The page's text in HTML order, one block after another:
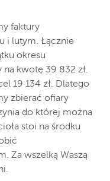
faktury
i lutym. Łącznie
okresu
kwotę 39 832 zł.
19 134 zł. Dlatego
zbierać ofiary
do której można
stoi na środku
Za wszelką Waszą